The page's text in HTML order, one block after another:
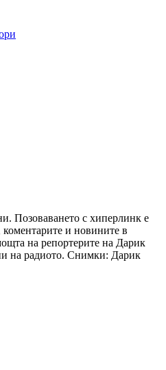
Позоваването с хиперлинк е
и новините в
на репортерите на Дарик
на радиото. Снимки: Дарик